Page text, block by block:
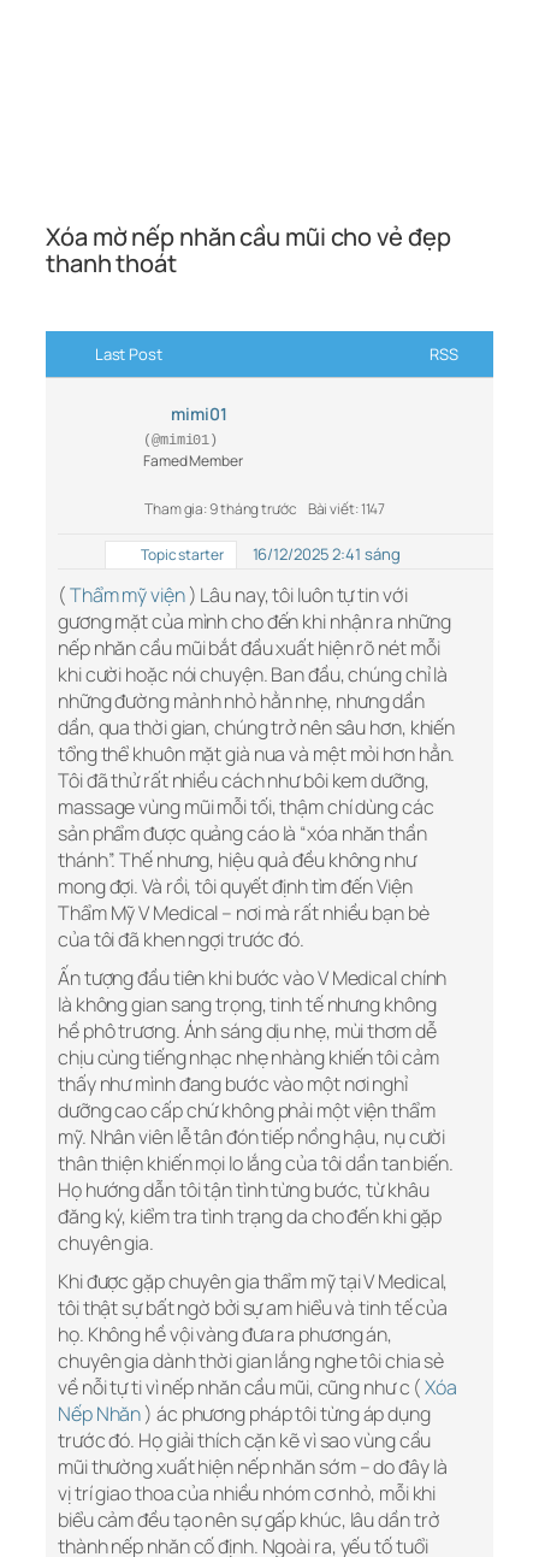
Xóa mờ nếp nhăn cầu mũi cho vẻ đẹp
thanh thoát
Last Post RSS
mimi01
(@mimi01)
Famed Member
Tham gia: 9 tháng trước Bài viết: 1147
Topic starter 16/12/2025 2:41 sáng
(Thẩm mỹ viện) Lâu nay, tôi luôn tự tin với
gương mặt của mình cho đến khi nhận ra những
nếp nhăn cầu mũi bắt đầu xuất hiện rõ nét mỗi
khi cười hoặc nói chuyện. Ban đầu, chúng chỉ là
những đường mảnh nhỏ hằn nhẹ, nhưng dần
dần, qua thời gian, chúng trở nên sâu hơn, khiến
tổng thể khuôn mặt già nua và mệt mỏi hơn hẳn.
Tôi đã thử rất nhiều cách như bôi kem dưỡng,
massage vùng mũi mỗi tối, thậm chí dùng các
sản phẩm được quảng cáo là “xóa nhăn thần
thánh”. Thế nhưng, hiệu quả đều không như
mong đợi. Và rồi, tôi quyết định tìm đến Viện
Thẩm Mỹ V Medical – nơi mà rất nhiều bạn bè
của tôi đã khen ngợi trước đó.
Ấn tượng đầu tiên khi bước vào V Medical chính
là không gian sang trọng, tinh tế nhưng không
hề phô trương. Ánh sáng dịu nhẹ, mùi thơm dễ
chịu cùng tiếng nhạc nhẹ nhàng khiến tôi cảm
thấy như mình đang bước vào một nơi nghỉ
dưỡng cao cấp chứ không phải một viện thẩm
mỹ. Nhân viên lễ tân đón tiếp nồng hậu, nụ cười
thân thiện khiến mọi lo lắng của tôi dần tan biến.
Họ hướng dẫn tôi tận tình từng bước, từ khâu
đăng ký, kiểm tra tình trạng da cho đến khi gặp
chuyên gia.
Khi được gặp chuyên gia thẩm mỹ tại V Medical,
tôi thật sự bất ngờ bởi sự am hiểu và tinh tế của
họ. Không hề vội vàng đưa ra phương án,
chuyên gia dành thời gian lắng nghe tôi chia sẻ
về nỗi tự ti vì nếp nhăn cầu mũi, cũng như c (Xóa
Nếp Nhăn) ác phương pháp tôi từng áp dụng
trước đó. Họ giải thích cặn kẽ vì sao vùng cầu
mũi thường xuất hiện nếp nhăn sớm – do đây là
vị trí giao thoa của nhiều nhóm cơ nhỏ, mỗi khi
biểu cảm đều tạo nên sự gấp khúc, lâu dần trở
thành nếp nhăn cố định. Ngoài ra, yếu tố tuổi